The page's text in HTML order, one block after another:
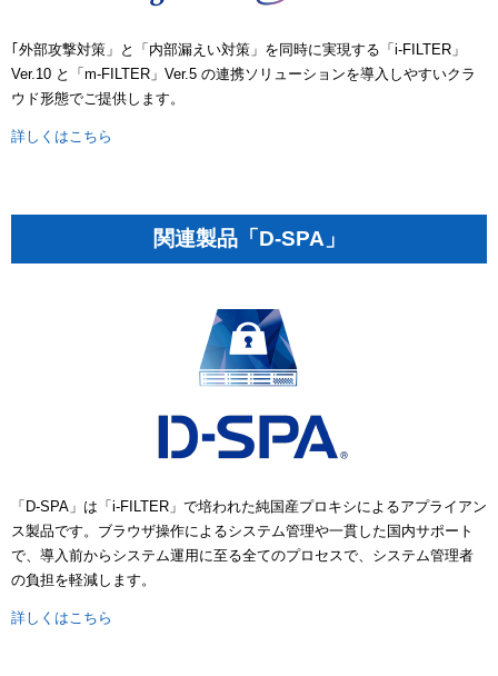
｢外部攻撃対策」と「内部漏えい対策」を同時に実現する「i-FILTER」
Ver.10 と「m-FILTER」Ver.5 の連携ソリューションを導入しやすいクラ
ウド形態でご提供します。
詳しくはこちら
関連製品「D-SPA」
「D-SPA」は「i-FILTER」で培われた純国産プロキシによるアプライアン
ス製品です。ブラウザ操作によるシステム管理や一貫した国内サポート
で、導入前からシステム運用に至る全てのプロセスで、システム管理者
の負担を軽減します。
詳しくはこちら